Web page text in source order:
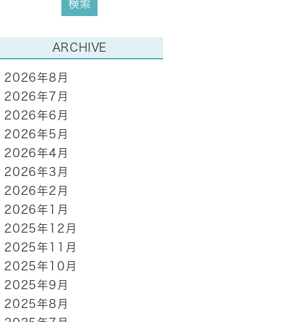
ARCHIVE
2026年8月
2026年7月
2026年6月
2026年5月
2026年4月
2026年3月
2026年2月
2026年1月
2025年12月
2025年11月
2025年10月
2025年9月
2025年8月